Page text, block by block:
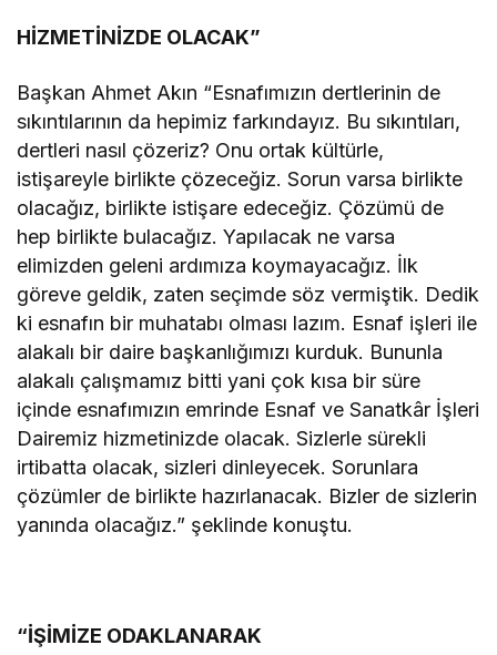
HİZMETİNİZDE OLACAK”
Başkan Ahmet Akın “Esnafımızın dertlerinin de
sıkıntılarının da hepimiz farkındayız. Bu sıkıntıları,
dertleri nasıl çözeriz? Onu ortak kültürle,
istişareyle birlikte çözeceğiz. Sorun varsa birlikte
olacağız, birlikte istişare edeceğiz. Çözümü de
hep birlikte bulacağız. Yapılacak ne varsa
elimizden geleni ardımıza koymayacağız. İlk
göreve geldik, zaten seçimde söz vermiştik. Dedik
ki esnafın bir muhatabı olması lazım. Esnaf işleri ile
alakalı bir daire başkanlığımızı kurduk. Bununla
alakalı çalışmamız bitti yani çok kısa bir süre
içinde esnafımızın emrinde Esnaf ve Sanatkâr İşleri
Dairemiz hizmetinizde olacak. Sizlerle sürekli
irtibatta olacak, sizleri dinleyecek. Sorunlara
çözümler de birlikte hazırlanacak. Bizler de sizlerin
yanında olacağız.” şeklinde konuştu.
“İŞİMİZE ODAKLANARAK